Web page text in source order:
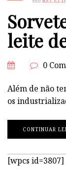
leite
0
Além de não
os
CONTINUAR
[wpcs id=3807]